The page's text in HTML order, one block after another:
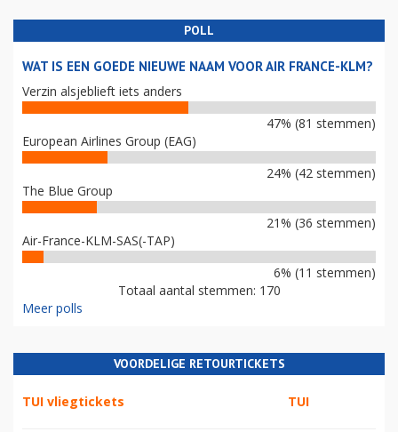
POLL
WAT IS EEN GOEDE NIEUWE NAAM VOOR AIR FRANCE-KLM?
Verzin alsjeblieft iets anders
47% (81 stemmen)
European Airlines Group (EAG)
24% (42 stemmen)
The Blue Group
21% (36 stemmen)
Air-France-KLM-SAS(-TAP)
6% (11 stemmen)
Totaal aantal stemmen: 170
Meer polls
VOORDELIGE RETOURTICKETS
TUI vliegtickets TUI